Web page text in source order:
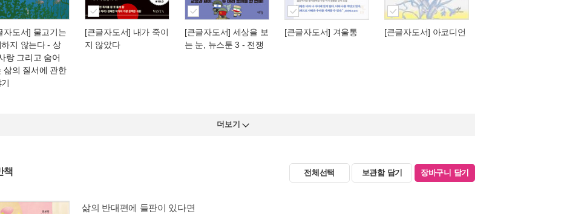
자도서] 물고기는
하지 않는다- 상
랑 그리고 숨어
삶의 질서에 관한
[큰글자도서] 내가 죽이
지 않았다
[큰글자도서] 세상을 보
는 눈, 뉴스툰 3 - 전쟁
[큰글자도서] 겨울통 [큰글자도서] 아코디언
더보기
책 전체선택 보관함 담기 장바구니 담기
삶의 반대편에 들판이 있다면